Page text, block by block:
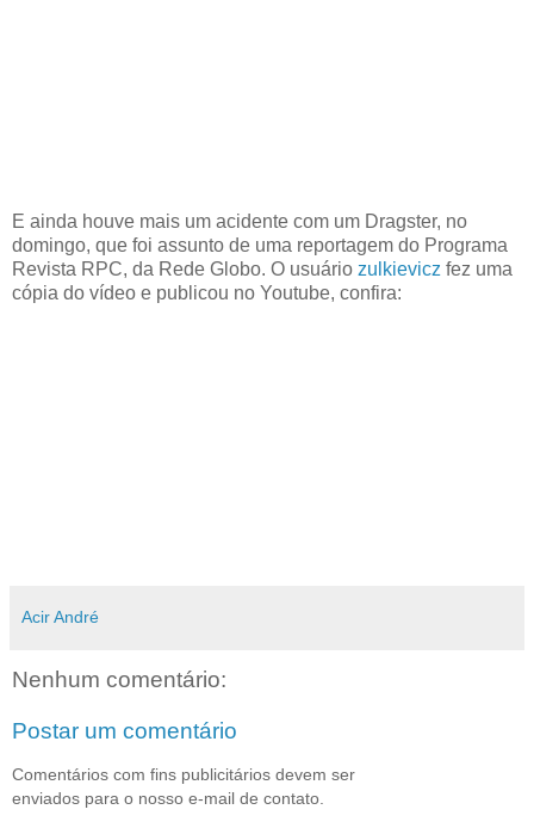
E ainda houve mais um acidente com um Dragster, no
domingo, que foi assunto de uma reportagem do Programa
Revista RPC, da Rede Globo. O usuário zulkievicz fez uma
cópia do vídeo e publicou no Youtube, confira:
Acir André
Nenhum comentário:
Postar um comentário
Comentários com fins publicitários devem ser
enviados para o nosso e-mail de contato.